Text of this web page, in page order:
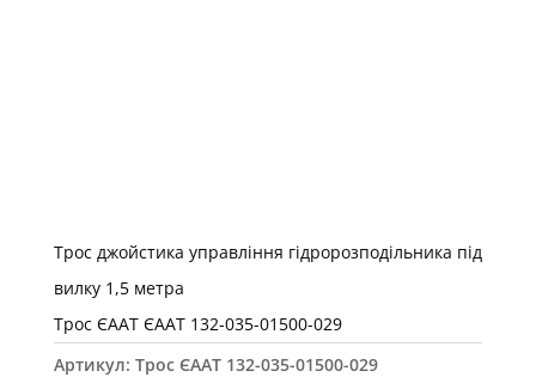
Трос джойстика управління гідророзподільника під
вилку 1,5 метра
Трос ЄААТ ЄААТ 132-035-01500-029
Артикул: Трос ЄААТ 132-035-01500-029